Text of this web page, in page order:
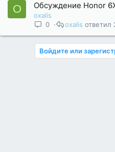
O Обсуждение Honor
oxalis
0
oxalis
Войдите или